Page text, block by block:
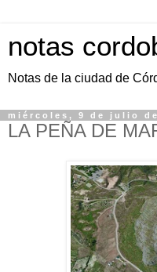
notas
Notas de la ciudad de
miércoles, 9 de julio de
LA PEÑA DE